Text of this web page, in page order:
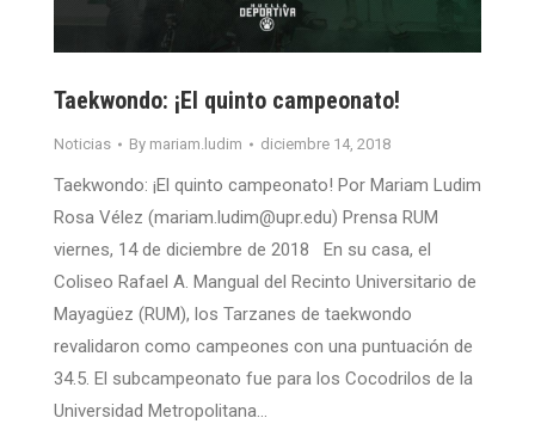
Taekwondo: ¡El quinto campeonato!
Noticias By mariam.ludim diciembre 14, 2018
Taekwondo: ¡El quinto campeonato! Por Mariam Ludim
Rosa Vélez (mariam.ludim@upr.edu) Prensa RUM
viernes, 14 de diciembre de 2018 En su casa, el
Coliseo Rafael A. Mangual del Recinto Universitario de
Mayagüez (RUM), los Tarzanes de taekwondo
revalidaron como campeones con una puntuación de
34.5. El subcampeonato fue para los Cocodrilos de la
Universidad Metropolitana…